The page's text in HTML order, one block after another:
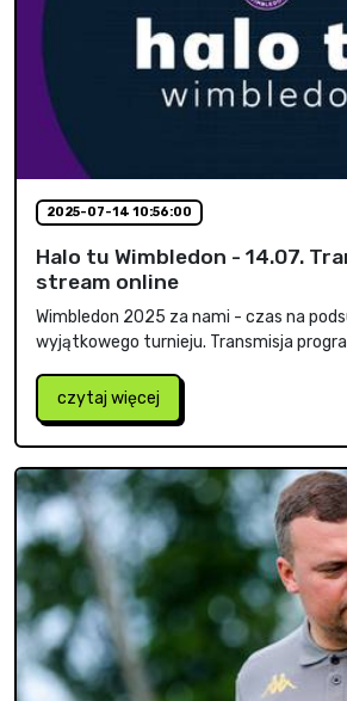
2025-07-14 10:56:00
Halo tu Wimbledon - 14.07.
stream online
Wimbledon 2025 za nami - czas na
wyjątkowego turnieju. Transmisja
czytaj więcej